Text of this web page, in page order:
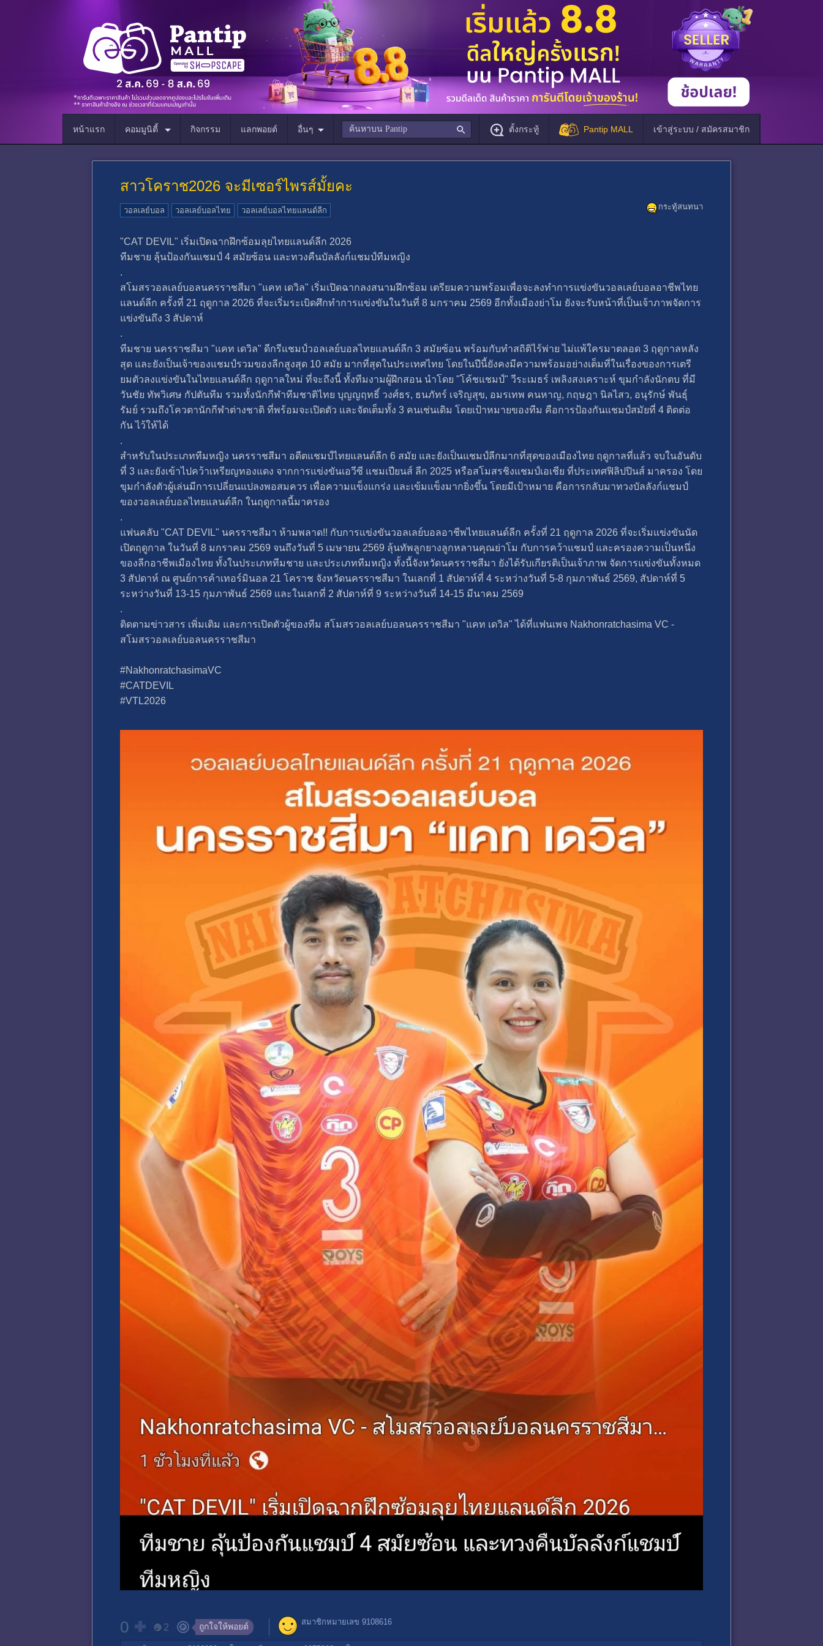
หน้าแรก คอมมูนิตี้ กิจกรรม แลกพอยต์ อื่นๆ ตั้งกระทู้ Pantip MALL เข้าสู่ระบบ / สมัครสมาชิก
สาวโคราช2026 จะมีเซอร์ไพรส์มั้ยคะ
กระทู้สนทนา
วอลเลย์บอล วอลเลย์บอลไทย วอลเลย์บอลไทยแลนด์ลีก
"CAT DEVIL" เริ่มเปิดฉากฝึกซ้อมลุยไทยแลนด์ลีก 2026
ทีมชาย ลุ้นป้องกันแชมป์ 4 สมัยซ้อน และทวงคืนบัลลังก์แชมป์ทีมหญิง
.
สโมสรวอลเลย์บอลนครราชสีมา "แคท เดวิล" เริ่มเปิดฉากลงสนามฝึกซ้อม เตรียมความพร้อมเพื่อจะลงทำการแข่งขันวอลเลย์บอลอาชีพไทย
แลนด์ลีก ครั้งที่ 21 ฤดูกาล 2026 ที่จะเริ่มระเบิดศึกทำการแข่งขันในวันที่ 8 มกราคม 2569 อีกทั้งเมืองย่าโม ยังจะรับหน้าที่เป็นเจ้าภาพจัดการ
แข่งขันถึง 3 สัปดาห์
.
ทีมชาย นครราชสีมา "แคท เดวิล" ดีกรีแชมป์วอลเลย์บอลไทยแลนด์ลีก 3 สมัยซ้อน พร้อมกับทำสถิติไร้พ่าย ไม่แพ้ใครมาตลอด 3 ฤดูกาลหลัง
สุด และยังเป็นเจ้าของแชมป์รวมของลีกสูงสุด 10 สมัย มากที่สุดในประเทศไทย โดยในปีนี้ยังคงมีความพร้อมอย่างเต็มที่ในเรื่องของการเตรี
ยมตัวลงแข่งขันในไทยแลนด์ลีก ฤดูกาลใหม่ ที่จะถึงนี้ ทั้งทีมงามผู้ฝึกสอน นำโดย "โค้ชแชมป์" วีระเมธร์ เพลิงสงเคราะห์ ขุมกำลังนักตบ ที่มี
วันชัย ทัพวิเศษ กัปตันทีม รวมทั้งนักกีฬาทีมชาติไทย บุญญฤทธิ์ วงศ์ธร, ธนภัทร์ เจริญสุข, อมรเทพ คนหาญ, กฤษฎา นิลไสว, อนุรักษ์ พันธุ์
รัมย์ รวมถึงโควตานักกีฬาต่างชาติ ที่พร้อมจะเปิดตัว และจัดเต็มทั้ง 3 คนเช่นเดิม โดยเป้าหมายของทีม คือการป้องกันแชมป์สมัยที่ 4 ติดต่อ
กัน ไว้ให้ได้
.
สำหรับในประเภททีมหญิง นครราชสีมา อดีตแชมป์ไทยแลนด์ลีก 6 สมัย และยังเป็นแชมป์ลีกมากที่สุดของเมืองไทย ฤดูกาลที่แล้ว จบในอันดับ
ที่ 3 และยังเข้าไปคว้าเหรียญทองแดง จากการแข่งขันเอวีซี แชมเปียนส์ ลีก 2025 หรือสโมสรชิงแชมป์เอเชีย ที่ประเทศฟิลิปปินส์ มาครอง โดย
ขุมกำลังตัวผู้เล่นมีการเปลี่ยนแปลงพอสมควร เพื่อความแข็งแกร่ง และเข้มแข็งมากยิ่งขึ้น โดยมีเป้าหมาย คือการกลับมาทวงบัลลังก์แชมป์
ของวอลเลย์บอลไทยแลนด์ลีก ในฤดูกาลนี้มาครอง
.
แฟนคลับ "CAT DEVIL" นครราชสีมา ห้ามพลาด!! กับการแข่งขันวอลเลย์บอลอาชีพไทยแลนด์ลีก ครั้งที่ 21 ฤดูกาล 2026 ที่จะเริ่มแข่งขันนัด
เปิดฤดูกาล ในวันที่ 8 มกราคม 2569 จนถึงวันที่ 5 เมษายน 2569 ลุ้นทัพลูกยางลูกหลานคุณย่าโม กับการคว้าแชมป์ และครองความเป็นหนึ่ง
ของลีกอาชีพเมืองไทย ทั้งในประเภททีมชาย และประเภททีมหญิง ทั้งนี้จังหวัดนครราชสีมา ยังได้รับเกียรติเป็นเจ้าภาพ จัดการแข่งขันทั้งหมด
3 สัปดาห์ ณ ศูนย์การค้าเทอร์มินอล 21 โคราช จังหวัดนครราชสีมา ในเลกที่ 1 สัปดาห์ที่ 4 ระหว่างวันที่ 5-8 กุมภาพันธ์ 2569, สัปดาห์ที่ 5
ระหว่างวันที่ 13-15 กุมภาพันธ์ 2569 และในเลกที่ 2 สัปดาห์ที่ 9 ระหว่างวันที่ 14-15 มีนาคม 2569
.
ติดตามข่าวสาร เพิ่มเติม และการเปิดตัวผู้ของทีม สโมสรวอลเลย์บอลนครราชสีมา "แคท เดวิล" ได้ที่แฟนเพจ Nakhonratchasima VC -
สโมสรวอลเลย์บอลนครราชสีมา
#NakhonratchasimaVC
#CATDEVIL
#VTL2026
0 2 ถูกใจให้พอยต์ สมาชิกหมายเลข 9108616